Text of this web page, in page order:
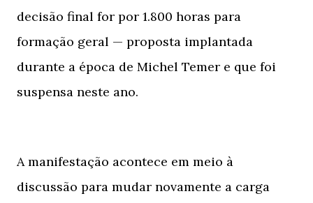
decisão final for por 1.800 horas para
formação geral — proposta implantada
durante a época de Michel Temer e que foi
suspensa neste ano.
A manifestação acontece em meio à
discussão para mudar novamente a carga